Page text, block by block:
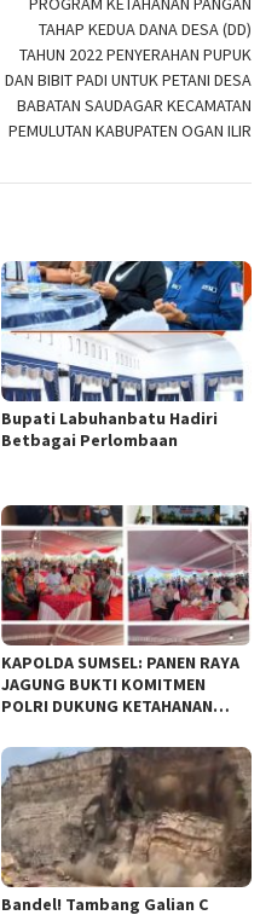
TAHAP KEDUA DANA DESA (DD)
TAHUN 2022 PENYERAHAN PUPUK
DAN BIBIT PADI UNTUK PETANI DESA
BABATAN SAUDAGAR KECAMATAN
PEMULUTAN KABUPATEN OGAN ILIR
Bupati Labuhanbatu Hadiri
Betbagai Perlombaan
KAPOLDA SUMSEL: PANEN RAYA
JAGUNG BUKTI KOMITMEN
POLRI DUKUNG KETAHANAN
Bandel! Tambang Galian C